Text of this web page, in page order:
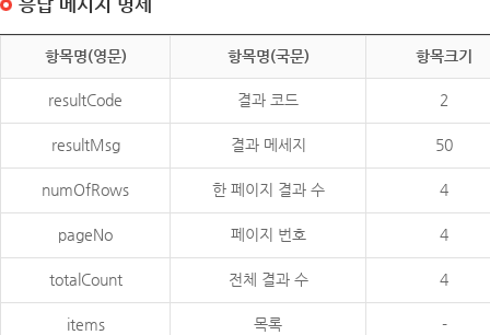
응답 메시지 명세
항목명(영문) 항목명(국문) 항목크기
resultCode 결과 코드 2
resultMsg 결과 메세지 50
numOfRows 한 페이지 결과 수 4
pageNo 페이지 번호 4
totalCount 전체 결과 수 4
items 목록 -